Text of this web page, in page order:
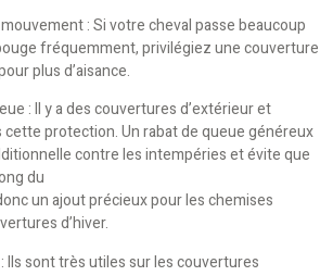
: Si votre cheval passe beaucoup
fréquemment, privilégiez une couverture
plus d’aisance.
: Il y a des couvertures d’extérieur et
cette protection. Un rabat de queue généreux
contre les intempéries et évite que
du
un ajout précieux pour les chemises
d’hiver.
Ils sont très utiles sur les couvertures